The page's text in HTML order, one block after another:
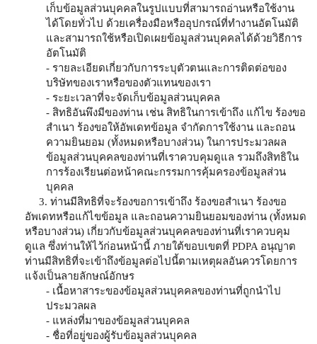
เก็บข้อมูลส่วนบุคคลในรูปแบบที่สามารถอ่านหรือใช้งาน
ได้โดยทั่วไป ด้วยเครื่องมือหรืออุปกรณ์ที่ทำงานอัตโนมัติ
และสามารถใช้หรือเปิดเผยข้อมูลส่วนบุคคลได้ด้วยวิธีการ
อัตโนมัติ
- รายละเอียดเกี่ยวกับการระบุตัวตนและการติดต่อของ
บริษัทของเราหรือของตัวแทนของเรา
- ระยะเวลาที่จะจัดเก็บข้อมูลส่วนบุคคล
- สิทธิอันพึงมีของท่าน เช่น สิทธิในการเข้าถึง แก้ไข ร้องขอ
สำเนา ร้องขอให้อัพเดทข้อมูล จำกัดการใช้งาน และถอน
ความยินยอม (ทั้งหมดหรือบางส่วน) ในการประมวลผล
ข้อมูลส่วนบุคคลของท่านที่เราควบคุมดูแล รวมถึงสิทธิใน
การร้องเรียนต่อหน้าคณะกรรมการคุ้มครองข้อมูลส่วน
บุคคล
3. ท่านมีสิทธิที่จะร้องขอการเข้าถึง ร้องขอสำเนา ร้องขอ
อัพเดทหรือแก้ไขข้อมูล และถอนความยินยอมของท่าน (ทั้งหมด
หรือบางส่วน) เกี่ยวกับข้อมูลส่วนบุคคลของท่านที่เราควบคุม
ดูแล ซึ่งท่านให้ไว้ก่อนหน้านี้ ภายใต้ขอบเขตที่ PDPA อนุญาต
ท่านมีสิทธิที่จะเข้าถึงข้อมูลต่อไปนี้ตามเหตุผลอันควรโดยการ
แจ้งเป็นลายลักษณ์อักษร
- เนื้อหาสาระของข้อมูลส่วนบุคคลของท่านที่ถูกนำไป
ประมวลผล
- แหล่งที่มาของข้อมูลส่วนบุคคล
- ชื่อที่อยู่ของผู้รับข้อมูลส่วนบุคคล